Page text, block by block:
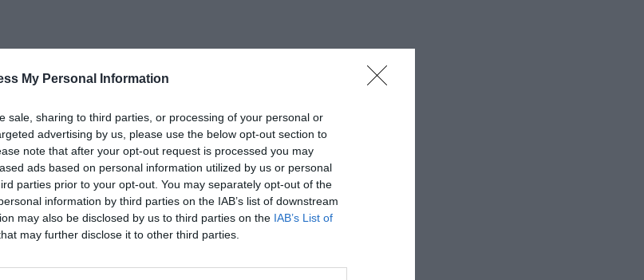
My Personal Information
sale, sharing to third parties, or processing of your personal or
advertising by us, please use the below opt-out section to
note that after your opt-out request is processed you may
ads based on personal information utilized by us or personal
parties prior to your opt-out. You may separately opt-out of the
information by third parties on the IAB’s list of downstream
may also be disclosed by us to third parties on the IAB’s List of
may further disclose it to other third parties.
comune volontà di continuare a
questi colori. Da qui ripartiamo con
ci aspetta e dell’entusiasmo che
tifosi. In questi giorni ho ricevuto
i social network sia personalmente.
confronti di questa scelta
ancora più grande. A loro
di continuare a sognare e a